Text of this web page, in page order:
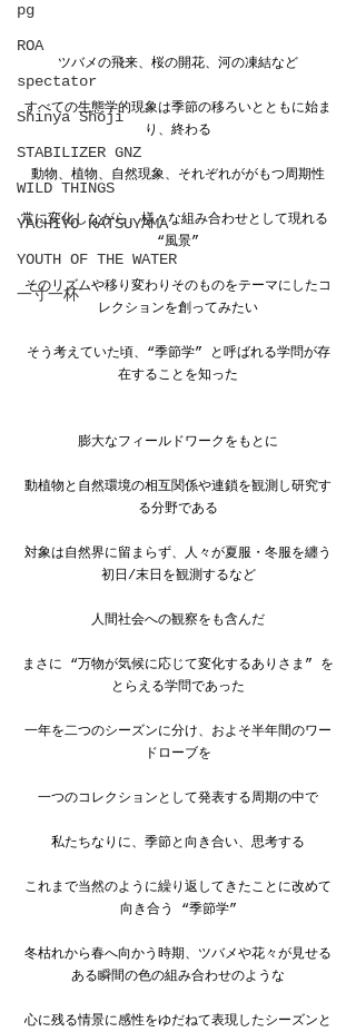
pg
ROA
spectator
Shinya Shoji
STABILIZER GNZ
WILD THINGS
YACHIYO KATSUYAMA
YOUTH OF THE WATER
一寸一杯
ツバメの飛来、桜の開花、河の凍結など
すべての生態学的現象は季節の移ろいとともに始ま
り、終わる
動物、植物、自然現象、それぞれががもつ周期性
常に変化しながら、様々な組み合わせとして現れる
“風景”
そのリズムや移り変わりそのものをテーマにしたコ
レクションを創ってみたい
そう考えていた頃、“季節学” と呼ばれる学問が存
在することを知った
膨大なフィールドワークをもとに
動植物と自然環境の相互関係や連鎖を観測し研究す
る分野である
対象は自然界に留まらず、人々が夏服・冬服を纏う
初日/末日を観測するなど
人間社会への観察をも含んだ
まさに “万物が気候に応じて変化するありさま” を
とらえる学問であった
一年を二つのシーズンに分け、およそ半年間のワー
ドローブを
一つのコレクションとして発表する周期の中で
私たちなりに、季節と向き合い、思考する
これまで当然のように繰り返してきたことに改めて
向き合う “季節学”
冬枯れから春へ向かう時期、ツバメや花々が見せる
ある瞬間の色の組み合わせのような
心に残る情景に感性をゆだねて表現したシーズンと